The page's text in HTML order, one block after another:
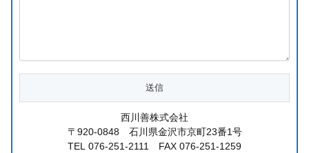
西川善株式会社
〒920-0848 石川県金沢市京町23番1号
TEL 076-251-2111 FAX 076-251-1259